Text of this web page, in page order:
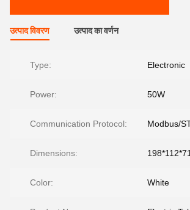
उत्पाद विवरण उत्पाद का वर्णन
Type: Electronic
Power: 50W
Communication Protocol: Modbus/
Dimensions:
Color: White